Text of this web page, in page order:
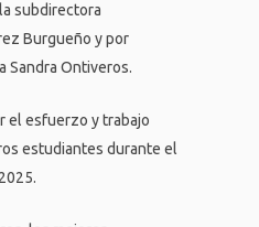
subdirectora
Burgueño y por
Sandra Ontiveros.
el esfuerzo y trabajo
estudiantes durante el